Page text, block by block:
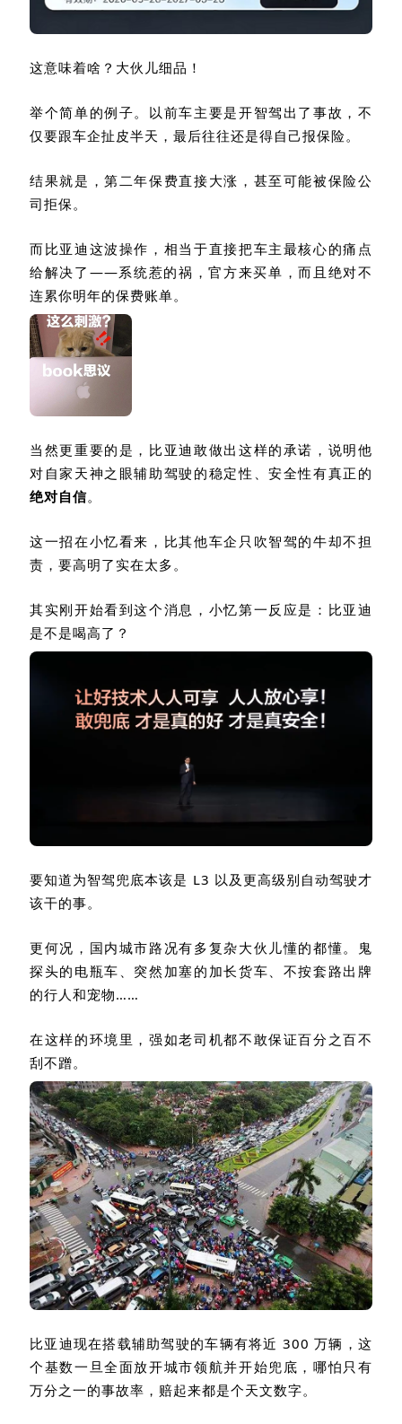
这意味着啥？大伙儿细品！
举个简单的例子。以前车主要是开智驾出了事故，不
仅要跟车企扯皮半天，最后往往还是得自己报保险。
结果就是，第二年保费直接大涨，甚至可能被保险公
司拒保。
而比亚迪这波操作，相当于直接把车主最核心的痛点
给解决了——系统惹的祸，官方来买单，而且绝对不
连累你明年的保费账单。
当然更重要的是，比亚迪敢做出这样的承诺，说明他
对自家天神之眼辅助驾驶的稳定性、安全性有真正的
绝对自信。
这一招在小忆看来，比其他车企只吹智驾的牛却不担
责，要高明了实在太多。
其实刚开始看到这个消息，小忆第一反应是：比亚迪
是不是喝高了？
要知道为智驾兜底本该是 L3 以及更高级别自动驾驶才
该干的事。
更何况，国内城市路况有多复杂大伙儿懂的都懂。鬼
探头的电瓶车、突然加塞的加长货车、不按套路出牌
的行人和宠物……
在这样的环境里，强如老司机都不敢保证百分之百不
刮不蹭。
比亚迪现在搭载辅助驾驶的车辆有将近 300万辆，这
个基数一旦全面放开城市领航并开始兜底，哪怕只有
万分之一的事故率，赔起来都是个天文数字。